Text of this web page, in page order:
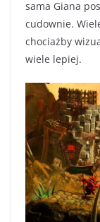
sama Giana
cudownie.
chociażby
wiele lepiej.